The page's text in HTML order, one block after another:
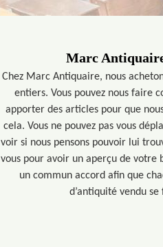
Marc
Chez Marc Antiquaire, nous
entiers. Vous pouvez nous faire
apporter des articles pour que
cela. Vous ne pouvez pas vous
voir si nous pensons pouvoir lui
vous pour avoir un aperçu de votre
un commun accord afin que
d’antiquité vendu